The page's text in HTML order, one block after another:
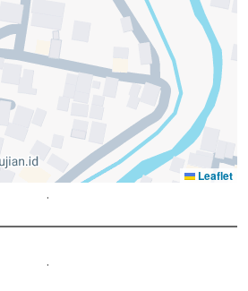
Leaflet
.
.